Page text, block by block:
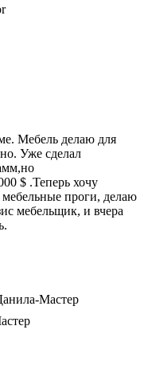
Мебель делаю для
Уже сделал
$ .Теперь хочу
проги, делаю
мебельщик, и вчера
Мастер